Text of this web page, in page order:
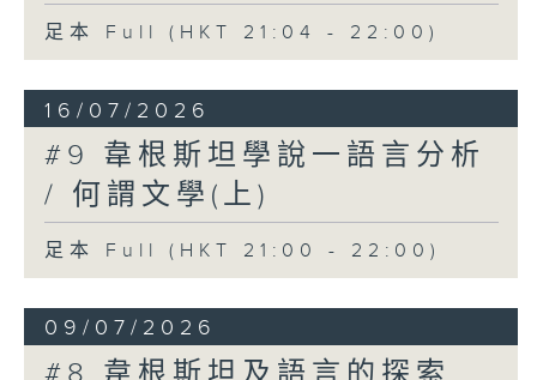
足本 Full (HKT 21:04 - 22:00)
16/07/2026
#9 韋根斯坦學說一語言分析
/ 何謂文學(上)
足本 Full (HKT 21:00 - 22:00)
09/07/2026